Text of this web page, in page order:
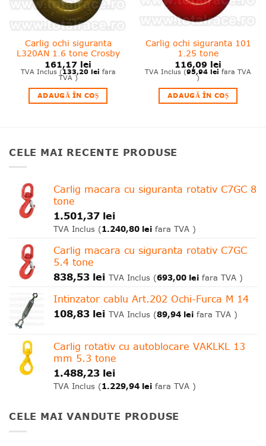
Carlig ochi siguranta
L320AN 1.6 tone Crosby
161,17 lei
TVA Inclus (133,20 lei fara
TVA )
ADAUGĂ ÎN COȘ
Carlig ochi siguranta 101
1.25 tone
116,09 lei
TVA Inclus (95,94 lei fara TVA
)
ADAUGĂ ÎN COȘ
CELE MAI RECENTE PRODUSE
Carlig macara cu siguranta rotativ C7GC 8
tone
1.501,37 lei
TVA Inclus (1.240,80 lei fara TVA )
Carlig macara cu siguranta rotativ C7GC
5.4 tone
838,53 lei TVA Inclus (693,00 lei fara TVA )
Intinzator cablu Art.202 Ochi-Furca M 14
108,83 lei TVA Inclus (89,94 lei fara TVA )
Carlig rotativ cu autoblocare VAKLKL 13
mm 5.3 tone
1.488,23 lei
TVA Inclus (1.229,94 lei fara TVA )
CELE MAI VANDUTE PRODUSE